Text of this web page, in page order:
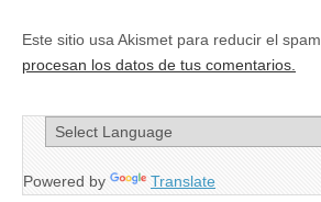
Este sitio usa Akismet para reducir el spam.
procesan los datos de tus comentarios.
Powered by Translate